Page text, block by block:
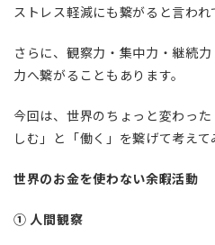
ストレス軽減にも繋がると言われ
さらに、観察力・集中力・継続
力へ繋がることもあります。
今回は、世界のちょっと変わっ
しむ」と「働く」を繋げて考えて
世界のお金を使わない余暇活動
① 人間観察